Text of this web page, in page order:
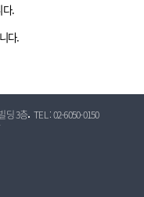
다.
다.
딩 3층 TEL : 02-6050-0150